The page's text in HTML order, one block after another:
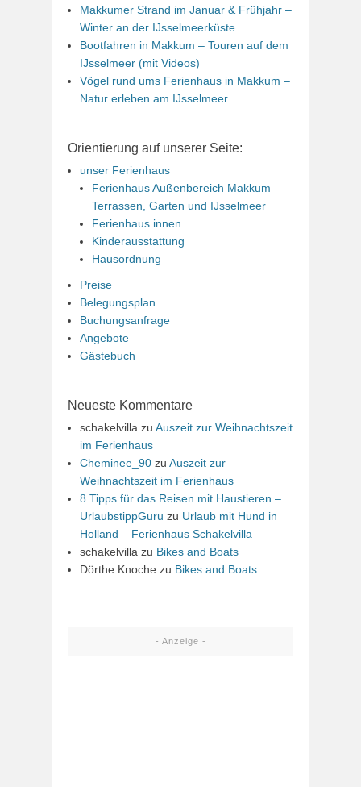
Makkumer Strand im Januar & Frühjahr –
Winter an der IJsselmeerküste
Bootfahren in Makkum – Touren auf dem
IJsselmeer (mit Videos)
Vögel rund ums Ferienhaus in Makkum –
Natur erleben am IJsselmeer
Orientierung auf unserer Seite:
unser Ferienhaus
Ferienhaus Außenbereich Makkum –
Terrassen, Garten und IJsselmeer
Ferienhaus innen
Kinderausstattung
Hausordnung
Preise
Belegungsplan
Buchungsanfrage
Angebote
Gästebuch
Neueste Kommentare
schakelvilla zu Auszeit zur Weihnachtszeit
im Ferienhaus
Cheminee_90 zu Auszeit zur
Weihnachtszeit im Ferienhaus
8 Tipps für das Reisen mit Haustieren –
UrlaubstippGuru zu Urlaub mit Hund in
Holland – Ferienhaus Schakelvilla
schakelvilla zu Bikes and Boats
Dörthe Knoche zu Bikes and Boats
- Anzeige -